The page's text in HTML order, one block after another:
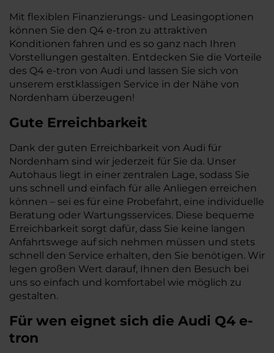
Mit flexiblen Finanzierungs- und Leasingoptionen
können Sie den Q4 e-tron zu attraktiven
Konditionen fahren und es so ganz nach Ihren
Vorstellungen gestalten. Entdecken Sie die Vorteile
des Q4 e-tron von Audi und lassen Sie sich von
unserem erstklassigen Service in der Nähe von
Nordenham überzeugen!
Gute Erreichbarkeit
Dank der guten Erreichbarkeit von Audi für
Nordenham sind wir jederzeit für Sie da. Unser
Autohaus liegt in einer zentralen Lage, sodass Sie
uns schnell und einfach für alle Anliegen erreichen
können – sei es für eine Probefahrt, eine individuelle
Beratung oder Wartungsservices. Diese bequeme
Erreichbarkeit sorgt dafür, dass Sie keine langen
Anfahrtswege auf sich nehmen müssen und stets
schnell den Service erhalten, den Sie benötigen. Wir
legen großen Wert darauf, Ihnen den Besuch bei
uns so einfach und komfortabel wie möglich zu
gestalten.
Für wen eignet sich die Audi Q4 e-
tron